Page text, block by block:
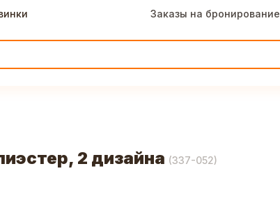
Заказы на бронирование
2 дизайна (337-052)